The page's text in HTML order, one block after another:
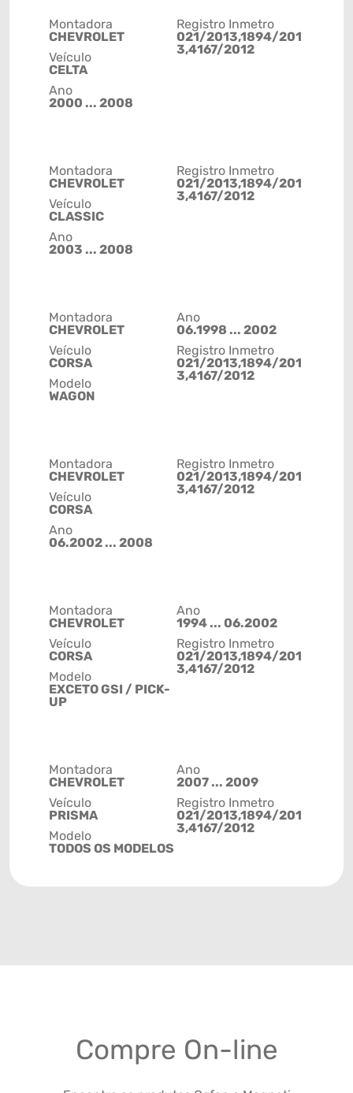
Montadora
CHEVROLET
Veículo
CELTA
Ano
2000 ... 2008
Registro Inmetro
021/2013,1894/201
3,4167/2012
Montadora
CHEVROLET
Veículo
CLASSIC
Ano
2003 ... 2008
Registro Inmetro
021/2013,1894/201
3,4167/2012
Montadora
CHEVROLET
Veículo
CORSA
Modelo
WAGON
Ano
06.1998 ... 2002
Registro Inmetro
021/2013,1894/201
3,4167/2012
Montadora
CHEVROLET
Veículo
CORSA
Ano
06.2002 ... 2008
Registro Inmetro
021/2013,1894/201
3,4167/2012
Montadora
CHEVROLET
Veículo
CORSA
Modelo
EXCETO GSI / PICK-
UP
Ano
1994 ... 06.2002
Registro Inmetro
021/2013,1894/201
3,4167/2012
Montadora
CHEVROLET
Veículo
PRISMA
Modelo
TODOS OS MODELOS
Ano
2007 ... 2009
Registro Inmetro
021/2013,1894/201
3,4167/2012
Compre On-line